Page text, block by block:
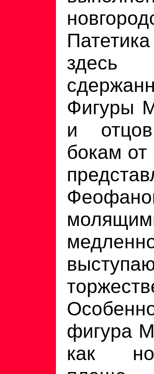
Фигуры
и
бокам
фигура
как